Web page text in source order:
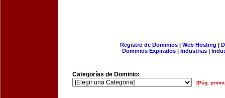
Registro de Dominios| Web Hosting |
Dominios Expirados | Industrias |
Categorías de Dominio:
[Pág.